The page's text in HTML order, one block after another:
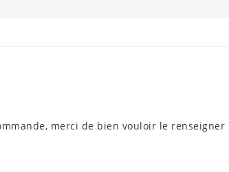
merci de bien vouloir le renseigner